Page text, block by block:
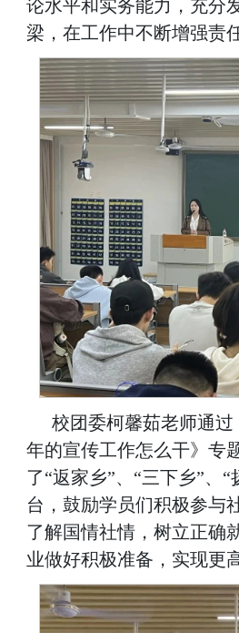
论水平和实务能力，充分
梁，在工作中不断增强责
校团委柯馨茹老师通
年的宣传工作怎么干》专
了“返家乡”、“三下乡”、
台，鼓励学员们积极参与
了解国情社情，树立正确
业做好积极准备，实现更